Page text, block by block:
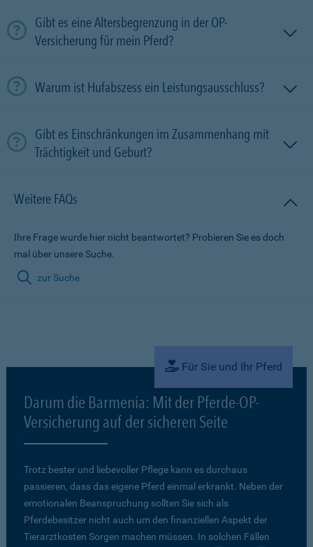
Gibt es eine Altersbegrenzung in der OP-
Versicherung für mein Pferd?
Warum ist Hufabszess ein Leistungsausschluss?
Gibt es Einschränkungen im Zusammenhang mit
Trächtigkeit und Geburt?
Weitere FAQs
Ihre Frage wurde hier nicht beantwortet? Probieren Sie es doch
mal über unsere Suche.
zur Suche
Für Sie und Ihr Pferd
Darum die Barmenia: Mit der Pferde-OP-
Versicherung auf der sicheren Seite
Trotz bester und liebevoller Pflege kann es durchaus
passieren, dass das eigene Pferd einmal erkrankt. Neben der
emotionalen Beanspruchung sollten Sie sich als
Pferdebesitzer nicht auch um den finanziellen Aspekt der
Tierarztkosten Sorgen machen müssen. In solchen Fällen